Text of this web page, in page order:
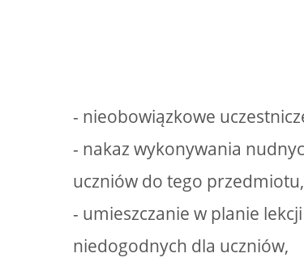
- nieobowiązkowe
- nakaz wykonywania
uczniów do tego przedmiotu,
- umieszczanie w planie
niedogodnych dla uczniów,